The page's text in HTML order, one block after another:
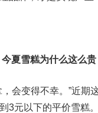
今夏雪糕为什么这么
变得不幸。”近期
3元以下的平价雪糕